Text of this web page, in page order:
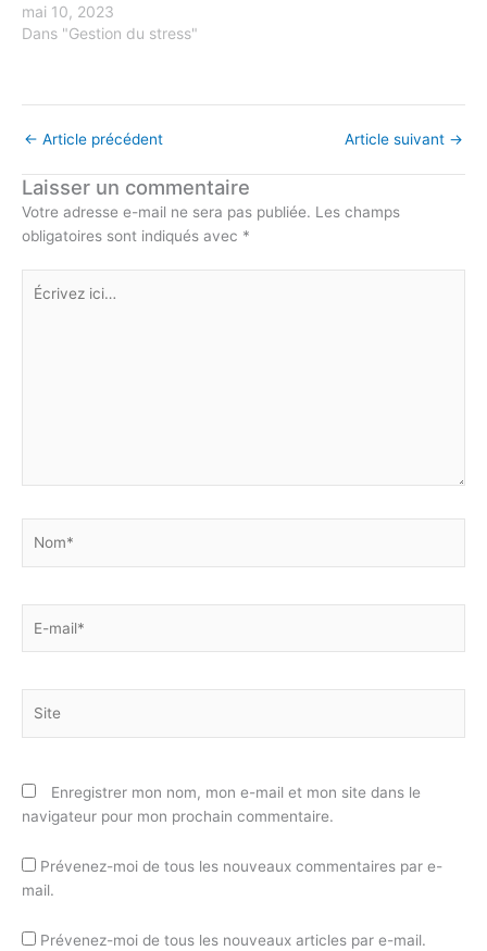
mai 10, 2023
Dans "Gestion du stress"
← Article précédent Article suivant →
Laisser un commentaire
Votre adresse e-mail ne sera pas publiée. Les champs
obligatoires sont indiqués avec *
Écrivez
ici…
mail*
Enregistrer mon nom, mon e-mail et mon site dans le
navigateur pour mon prochain commentaire.
Prévenez-moi de tous les nouveaux commentaires par e-
mail.
Prévenez-moi de tous les nouveaux articles par e-mail.